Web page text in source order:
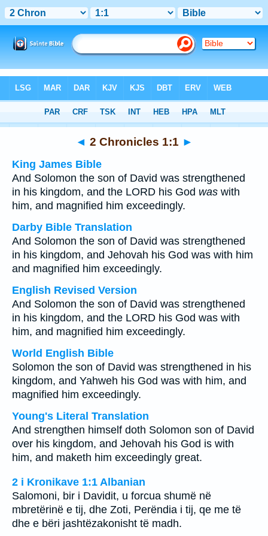
> 2 Chronicles 1:1
◄ 2 Chronicles 1:1 ►
King James Bible
And Solomon the son of David was strengthened
in his kingdom, and the LORD his God was with
him, and magnified him exceedingly.
Darby Bible Translation
And Solomon the son of David was strengthened
in his kingdom, and Jehovah his God was with him
and magnified him exceedingly.
English Revised Version
And Solomon the son of David was strengthened
in his kingdom, and the LORD his God was with
him, and magnified him exceedingly.
World English Bible
Solomon the son of David was strengthened in his
kingdom, and Yahweh his God was with him, and
magnified him exceedingly.
Young's Literal Translation
And strengthen himself doth Solomon son of David
over his kingdom, and Jehovah his God is with
him, and maketh him exceedingly great.
2 i Kronikave 1:1 Albanian
Salomoni, bir i Davidit, u forcua shumë në
mbretërinë e tij, dhe Zoti, Perëndia i tij, qe me të
dhe e bëri jashtëzakonisht të madh.